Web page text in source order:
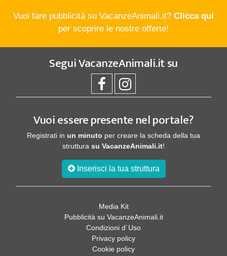
Vuoi fare pubblicità su VacanzeAnimali.it? Clicca qui
per scoprire le nostre offerte!
SeguiVacanzeAnimali.itsu
Vuoi essere presente nel portale?
Registrati in un minuto per creare la scheda della tua
struttura su VacanzeAnimali.it!
Inserisci la tua struttura
Media Kit
Pubblicità su VacanzeAnimali.it
Condizioni d´Uso
Privacy policy
Cookie policy